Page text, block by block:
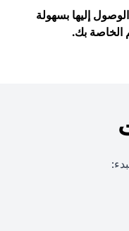
إليها بسهولة
الخاصة بك.